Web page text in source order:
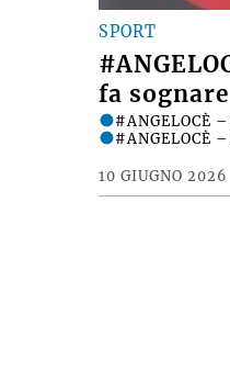
SPORT
fa sognare
10 GIUGNO 2026
#ANGELOCÈ
#ANGELOCÈ